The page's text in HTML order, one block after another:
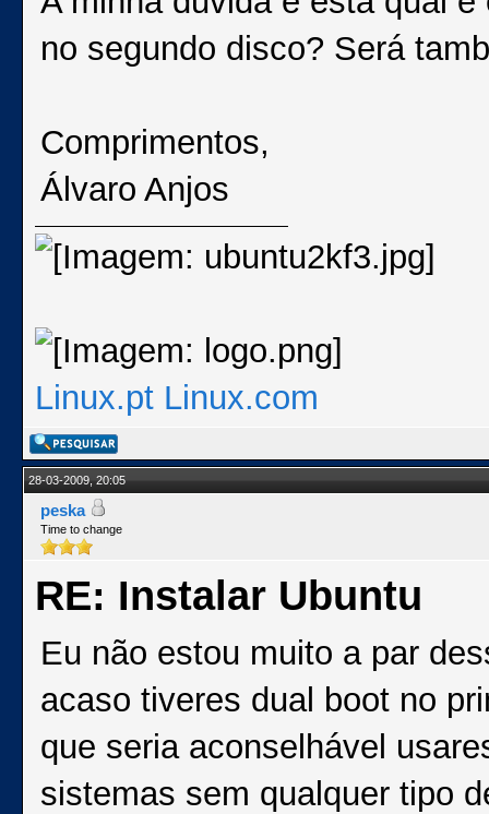
no segundo disco? Será
Comprimentos,
Álvaro Anjos
Linux.pt Linux.com
28-03-2009, 20:05
peska
Time to change
RE: Instalar Ubuntu
Eu não estou muito a par
acaso tiveres dual boot no
que seria aconselhável
sistemas sem qualquer tipo